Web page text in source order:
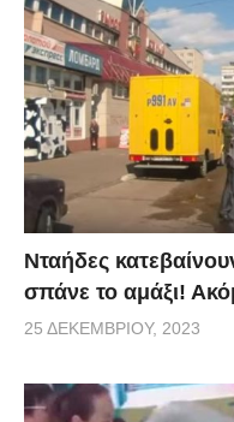
Νταήδες
σπάνε το αμάξι!
25 ΔΕΚΕΜΒΡΊΟΥ, 2023